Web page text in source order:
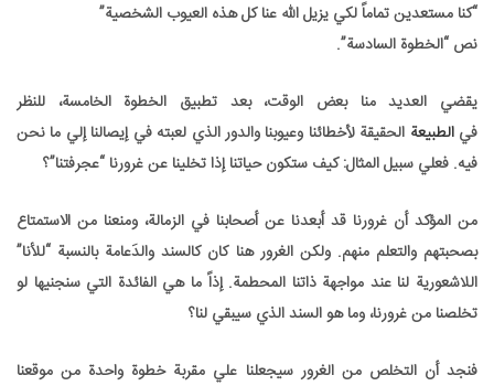
“كنا مستعدين تماماً لكي يزيل الله عنا كل هذه العيوب الشخصية”
نص “الخطوة السادسة”.
يقضي العديد منا بعض الوقت، بعد تطبيق الخطوة الخامسة، للنظر
فيالطبيعة الحقيقة لأخطائنا وعيوبنا والدور الذي لعبته في إيصالنا إلي ما نحن
فيه. فعلي سبيل المثال: كيف ستكون حياتنا إذا تخلينا عن غرورنا “عجرفتنا”؟
من المؤكد أن غرورنا قد أبعدنا عن أصحابنا في الزمالة، ومنعنا من الاستمتاع
بصحبتهم والتعلم منهم. ولكن الغرور هنا كان كالسند والدَعامة بالنسبة “للأنا”
اللاشعورية لنا عند مواجهة ذاتنا المحطمة. إذاً ما هي الفائدة التي سنجنيها لو
تخلصنا من غرورنا، وما هو السند الذي سيبقي لنا؟
فنجد أن التخلص من الغرور سيجعلنا علي مقربة خطوة واحدة من موقعنا